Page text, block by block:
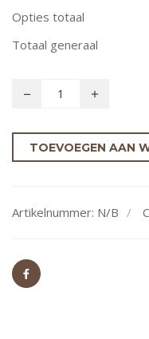
Opties totaal
Totaal generaal
TOEVOEGEN AAN
Artikelnummer: N/B